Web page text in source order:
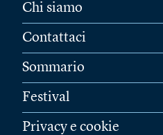
Chi siamo
Contattaci
Sommario
Festival
Privacy e cookie